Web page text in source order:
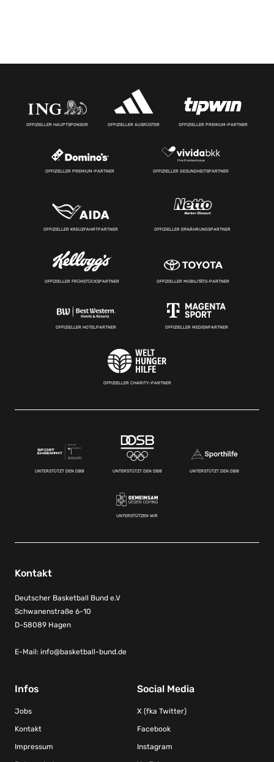
OFFIZIELLER HAUPTSPONSOR OFFIZIELLER AUSRÜSTER OFFIZIELLER PREMIUM-PARTNER
OFFIZIELLER PREMIUM-PARTNER OFFIZIELLER GESUNDHEITSPARTNER
OFFIZIELLER KREUZFAHRTPARTNER OFFIZIELLER ERNÄHRUNGSPARTNER
OFFIZIELLER FRÜHSTÜCKSPARTNER OFFIZIELLER MOBILITÄTS-PARTNER
OFFIZIELLER HOTELPARTNER OFFIZIELLER MEDIENPARTNER
OFFIZIELLER CHARITY-PARTNER
UNTERSTÜTZT DEN DBB UNTERSTÜTZT DEN DBB UNTERSTÜTZT DEN DBB
UNTERSTÜTZEN WIR
Kontakt
Deutscher Basketball Bund e.V
Schwanenstraße 6-10
D-58089 Hagen
E-Mail: info@basketball-bund.de
Infos
Jobs
Kontakt
Impressum
Social Media
X (fka Twitter)
Facebook
Instagram